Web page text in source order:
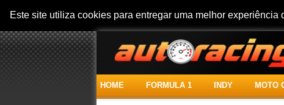
Este site utiliza cookies para entregar uma melhor experiência
HOME FORMULA 1 INDY MOTO